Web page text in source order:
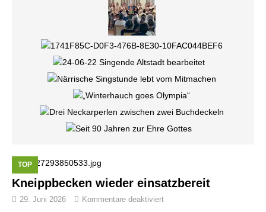
TOP
Kneippbecken wieder einsatzbereit
29. Juni 2026 Kommentare deaktiviert